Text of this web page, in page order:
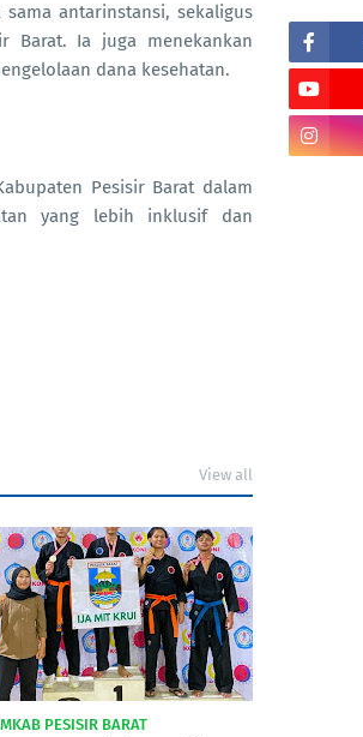
antarinstansi, sekaligus
Barat. Ia juga menekankan
dana kesehatan.
Pesisir Barat dalam
yang lebih inklusif dan
View all
PESISIR BARAT